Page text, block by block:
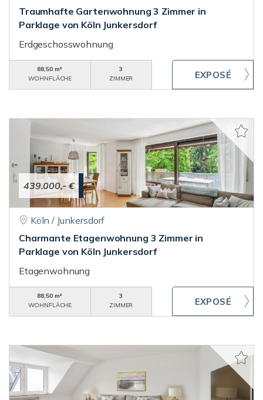
Traumhafte Gartenwohnung 3 Zimmer in
Parklage von Köln Junkersdorf
Erdgeschosswohnung
88,50 m²
WOHNFLÄCHE
3
ZIMMER
439.000,- €
Köln / Junkersdorf
Charmante Etagenwohnung 3 Zimmer in
Parklage von Köln Junkersdorf
Etagenwohnung
88,50 m²
WOHNFLÄCHE
3
ZIMMER